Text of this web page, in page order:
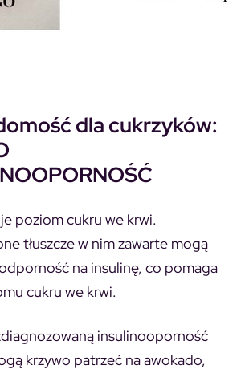
dla cukrzyków:
poziom cukru we krwi.
tłuszcze w nim zawarte mogą
na insulinę, co pomaga
cukru we krwi.
insulinooporność
krzywo patrzeć na awokado,